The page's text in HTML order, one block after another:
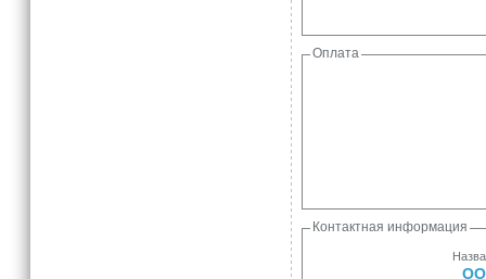
Оплата
Контактная информация